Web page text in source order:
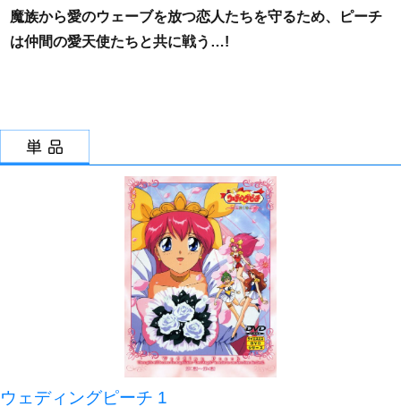
魔族から愛のウェーブを放つ恋人たちを守るため、ピーチ
は仲間の愛天使たちと共に戦う…!
ウェディングピーチ 1